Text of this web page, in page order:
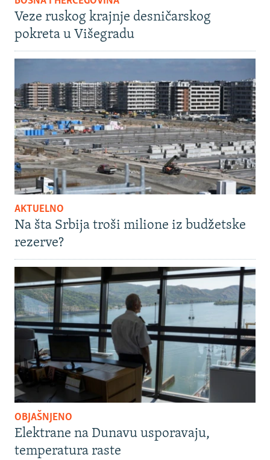
Veze ruskog krajnje desničarskog
pokreta u Višegradu
AKTUELNO
Na šta Srbija troši milione iz budžetske
rezerve?
OBJAŠNJENO
Elektrane na Dunavu usporavaju,
temperatura raste